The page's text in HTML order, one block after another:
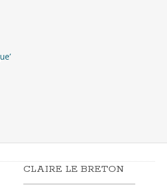
CLAIRE LE BRETON